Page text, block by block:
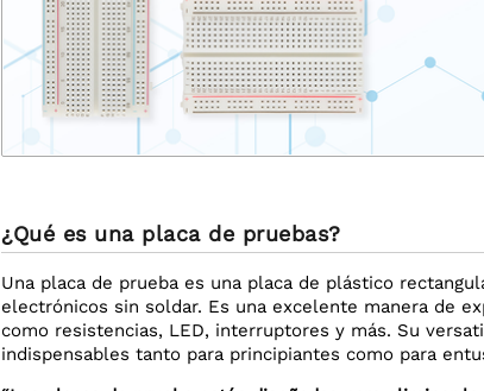
¿Qué es una placa de pruebas?
Una placa de prueba es una placa de plástico
electrónicos sin soldar. Es una excelente manera de
como resistencias, LED, interruptores y más. Su
indispensables tanto para principiantes como para